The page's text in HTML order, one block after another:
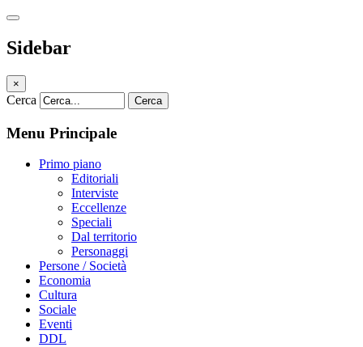
Sidebar
×
Cerca Cerca
Menu Principale
Primo piano
Editoriali
Interviste
Eccellenze
Speciali
Dal territorio
Personaggi
Persone / Società
Economia
Cultura
Sociale
Eventi
DDL